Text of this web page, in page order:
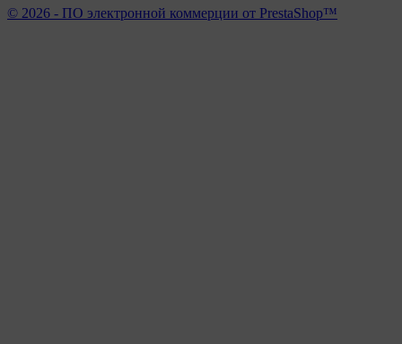
© 2026 - ПО электронной коммерции от PrestaShop™